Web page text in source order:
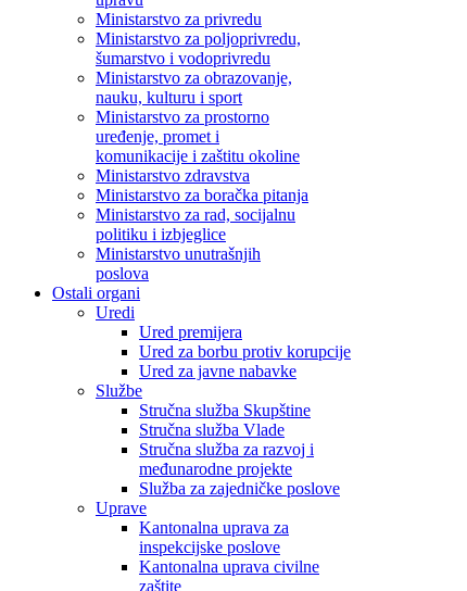
Ministarstvo za privredu
Ministarstvo za poljoprivredu,
šumarstvo i vodoprivredu
Ministarstvo za obrazovanje,
nauku, kulturu i sport
Ministarstvo za prostorno
uređenje, promet i
komunikacije i zaštitu okoline
Ministarstvo zdravstva
Ministarstvo za boračka pitanja
Ministarstvo za rad, socijalnu
politiku i izbjeglice
Ministarstvo unutrašnjih
poslova
Ostali organi
Uredi
Ured premijera
Ured za borbu protiv korupcije
Ured za javne nabavke
Službe
Stručna služba Skupštine
Stručna služba Vlade
Stručna služba za razvoj i
međunarodne projekte
Služba za zajedničke poslove
Uprave
Kantonalna uprava za
inspekcijske poslove
Kantonalna uprava civilne
zaštite